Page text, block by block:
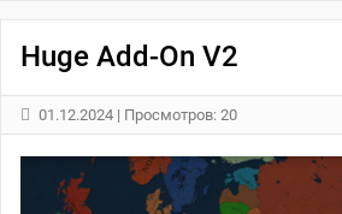
Huge Add-On V2
01.12.2024 | Просмотров: 20